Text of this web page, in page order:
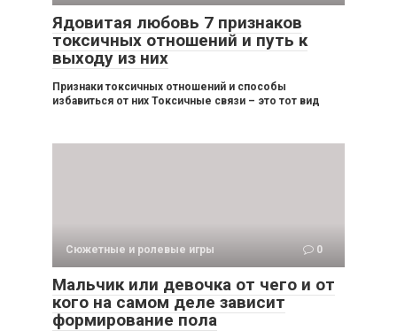
Ядовитая любовь 7 признаков
токсичных отношений и путь к
выходу из них
Признаки токсичных отношений и способы
избавиться от них Токсичные связи – это тот вид
Сюжетные и ролевые игры 0
Мальчик или девочка от чего и от
кого на самом деле зависит
формирование пола